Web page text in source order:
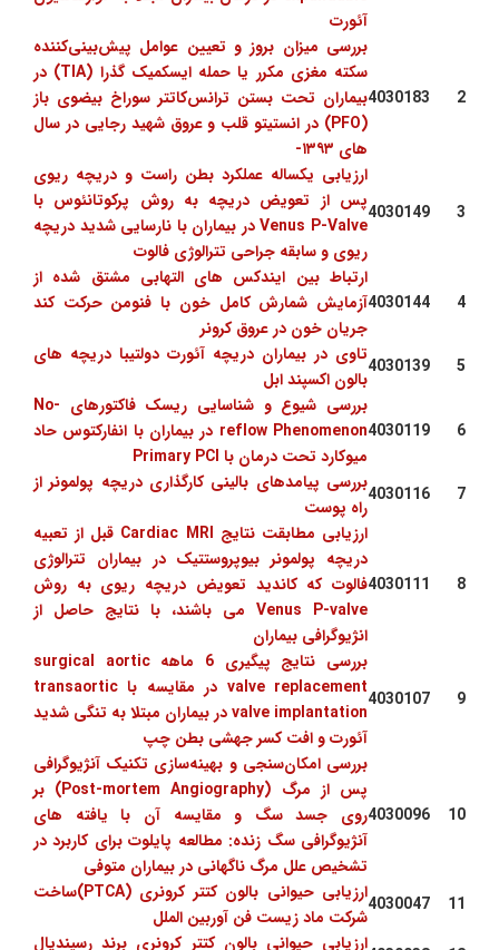
آئورت
2
4030183
بررسی میزان بروز و تعیین عوامل پیش‌بینی‌کننده
سکته مغزی مکرر یا حمله ایسکمیک گذرا (TIA) در
بیماران تحت بستن ترانس‌کاتتر سوراخ بیضوی باز
(PFO) در انستیتو قلب و عروق شهید رجایی در سال
های ۱۳۹۳-
3
4030149
ارزیابی یکساله عملکرد بطن راست و دریچه ریوی
پس از تعویض دریچه به روش پرکوتانئوس با
Venus P-Valve در بیماران با نارسایی شدید دریچه
ریوی و سابقه جراحی تترالوژی فالوت
4
4030144
ارتباط بین ایندکس های التهابی مشتق شده از
آزمایش شمارش کامل خون با فنومن حرکت کند
جریان خون در عروق کرونر
5
4030139تاوی در بیماران دریچه آئورت دولتیبا دریچه های
بالون اکسپند ابل
6
4030119
بررسی شیوع و شناسایی ریسک فاکتورهای No-
reflow Phenomenon در بیماران با انفارکتوس حاد
میوکارد تحت درمان با Primary PCI
7
4030116بررسی پیامدهای بالینی کارگذاری دریچه پولمونر از
راه پوست
8
4030111
ارزیابی مطابقت نتایج Cardiac MRI قبل از تعبیه
دریچه پولمونر بیوپروستتیک در بیماران تترالوژی
فالوت که کاندید تعویض دریچه ریوی به روش
Venus P-valve می باشند، با نتایج حاصل از
انژیوگرافی بیماران
9
4030107
بررسی نتایج پیگیری 6 ماهه surgical aortic
valve replacement در مقایسه با transaortic
valve implantation در بیماران مبتلا به تنگی شدید
آئورت و افت کسر جهشی بطن چپ
10
4030096
بررسی امکان‌سنجی و بهینه‌سازی تکنیک آنژیوگرافی
پس از مرگ (Post-mortem Angiography) بر
روی جسد سگ و مقایسه آن با یافته های
آنژیوگرافی سگ زنده: مطالعه پایلوت برای کاربرد در
تشخیص علل مرگ ناگهانی در بیماران متوفی
11
4030047
ارزیابی حیوانی بالون کتتر کرونری (PTCA)ساخت
شرکت ماد زیست فن آوربین الملل
ارزیابی حیوانی بالون کتتر کرونری برند رسپندیال